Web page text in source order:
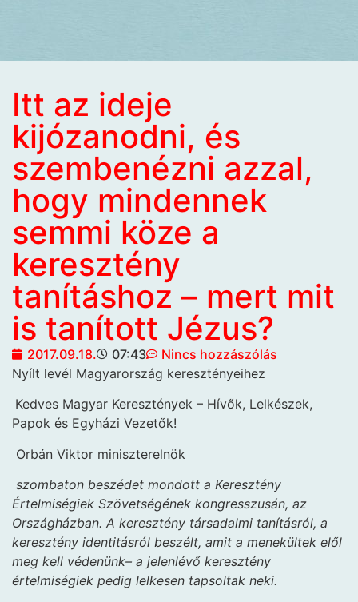
Itt az ideje
kijózanodni, és
szembenézni azzal,
hogy mindennek
semmi köze a
keresztény
tanításhoz – mert mit
is tanított Jézus?
2017.09.18. 07:43
Nincs hozzászólás
Nyílt levél Magyarország keresztényeihez
Kedves Magyar Keresztények – Hívők, Lelkészek,
Papok és Egyházi Vezetők!
Orbán Viktor miniszterelnök
szombaton beszédet mondott a Keresztény
Értelmiségiek Szövetségének kongresszusán, az
Országházban. A keresztény társadalmi tanításról, a
keresztény identitásról beszélt, amit a menekültek elől
meg kell védenünk– a jelenlévő keresztény
értelmiségiek pedig lelkesen tapsoltak neki.